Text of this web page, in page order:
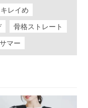
キレイめ
骨格ストレート
マー